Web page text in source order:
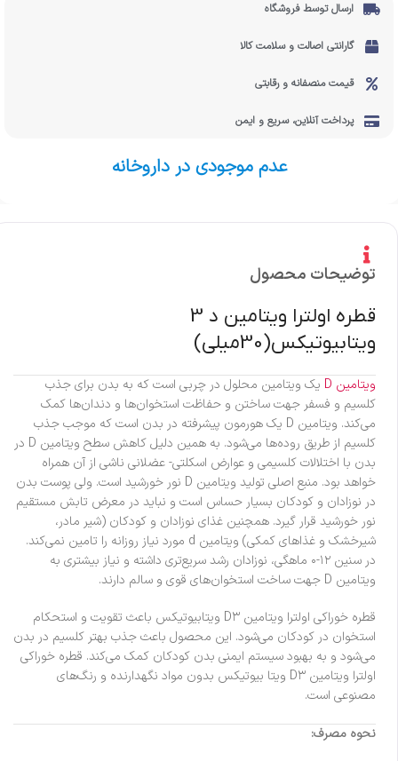
ارسال توسط فروشگاه
گارانتی اصالت و سلامت کالا
قیمت منصفانه و رقابتی
پرداخت آنلاین، سریع و ایمن
عدم موجودی در داروخانه
توضیحات محصول
قطره اولترا ویتامین د 3
ویتابیوتیکس(30میلی)
ویتامین D
یک ویتامین محلول در چربی است که به بدن برای جذب
کلسیم و فسفر جهت ساختن و حفاظت استخوان‌ها و دندان‌ها کمک
می‌کند. ویتامین D یک هورمون پیشرفته در بدن است که موجب جذب
کلسیم از طریق روده‌ها می‌شود. به همین دلیل کاهش سطح ویتامین D در
بدن با اختلالات کلسیمی و عوارض اسکلتی- عضلانی ناشی از آن همراه
خواهد بود. منبع اصلی تولید ویتامین D نور خورشید است. ولی پوست بدن
در نوزادان و کودکان بسیار حساس است و نباید در معرض تابش مستقیم
نور خورشید قرار گیرد. همچنین غذای نوزادان و کودکان (شیر مادر،
شیرخشک و غذاهای کمکی) ویتامین d مورد نیاز روزانه را تامین نمی‌کند.
در سنین ۱۲-۰ ماهگی، نوزادان رشد سریع‌تری داشته و نیاز بیشتری به
ویتامین D جهت ساخت استخوان‌های قوی و سالم دارند.
قطره خوراکی اولترا ویتامین D۳ ویتابیوتیکس باعث تقویت و استحکام
استخوان در کودکان می‌شود. این محصول باعث جذب بهتر کلسیم در بدن
می‌شود و به بهبود سیستم ایمنی بدن کودکان کمک می‌کند. قطره خوراکی
اولترا ویتامین D۳ ویتا بیوتیکس بدون مواد نگهدارنده و رنگ‌های
مصنوعی است.
نحوه مصرف: